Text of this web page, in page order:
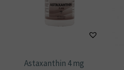
Astaxanthin 4 mg